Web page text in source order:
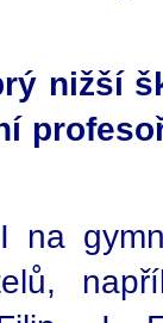
nižší